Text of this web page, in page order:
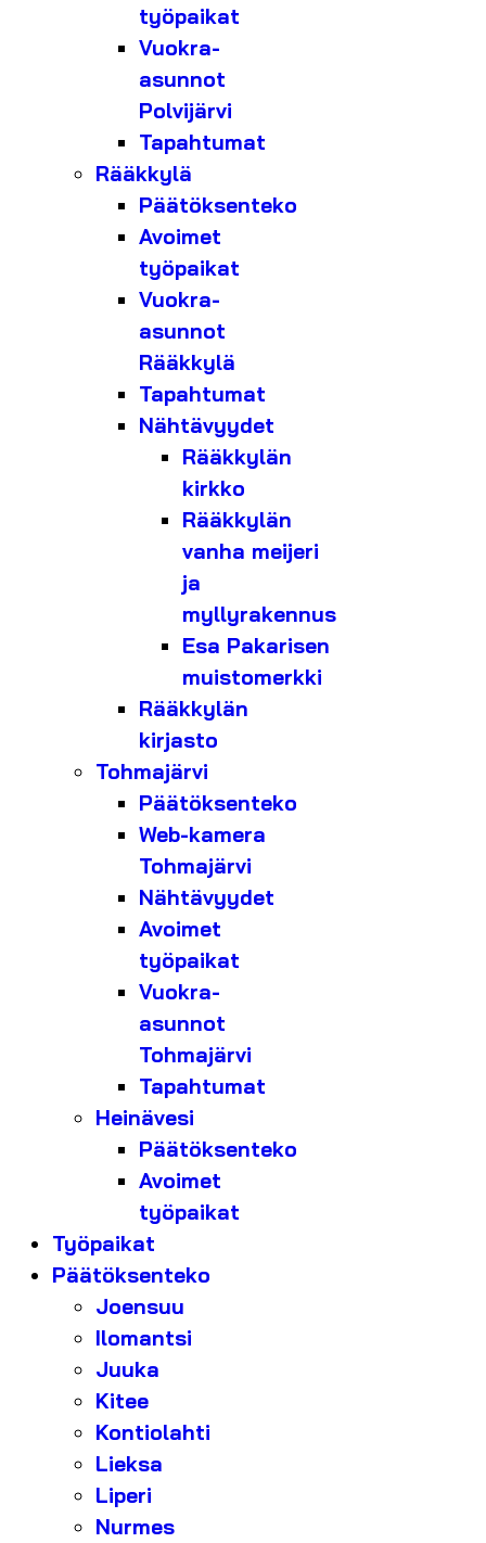
työpaikat
Vuokra-
asunnot
Polvijärvi
Tapahtumat
Rääkkylä
Päätöksenteko
Avoimet
työpaikat
Vuokra-
asunnot
Rääkkylä
Tapahtumat
Nähtävyydet
Rääkkylän
kirkko
Rääkkylän
vanha meijeri
ja
myllyrakennus
Esa Pakarisen
muistomerkki
Rääkkylän
kirjasto
Tohmajärvi
Päätöksenteko
Web-kamera
Tohmajärvi
Nähtävyydet
Avoimet
työpaikat
Vuokra-
asunnot
Tohmajärvi
Tapahtumat
Heinävesi
Päätöksenteko
Avoimet
työpaikat
Työpaikat
Päätöksenteko
Joensuu
Ilomantsi
Juuka
Kitee
Kontiolahti
Lieksa
Liperi
Nurmes